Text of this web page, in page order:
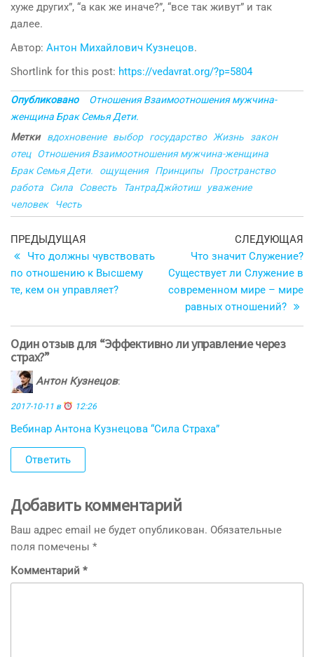
хуже других”, “а как же иначе?”, “все так живут” и так
далее.
Автор: Антон Михайлович Кузнецов.
Shortlink for this post: https://vedavrat.org/?p=5804
Опубликовано
Отношения Взаимоотношения мужчина-
женщина Брак Семья Дети.
Метки
вдохновение выбор государство Жизнь
закон
отец
Отношения Взаимоотношения мужчина-женщина
Брак Семья Дети.
ощущения Принципы
Пространство
работа
Сила Совесть ТантраДжйотиш
уважение
человек
Честь
Навигация
по
записям
Предыдущая
запись
ПРЕДЫДУЩАЯ
Что должны чувствовать
по отношению к Высшему
те, кем он управляет?
СЛЕДУЮЩАЯ
Что значит Служение?
Существует ли Служение в
современном мире – мире
равных отношений?
Один отзыв для “Эффективно ли управление через
страх?”
Антон Кузнецов:
2017-10-11 в 12:26
Вебинар Антона Кузнецова “Сила Страха”
Ответить
Добавить комментарий
Ваш адрес email не будет опубликован. Обязательные
поля помечены *
Комментарий *